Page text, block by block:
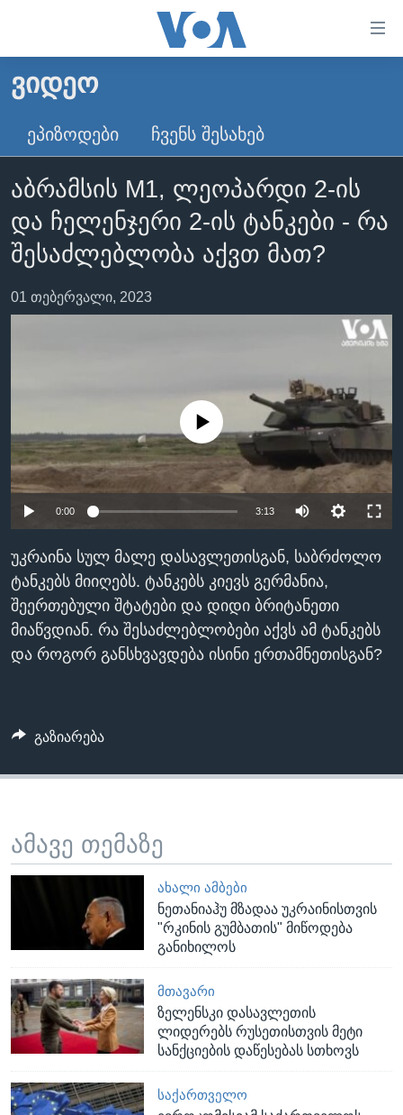
ხელმისაწვდომობისთვის
გადადით
მთავარზე
გადადით
მთავარ
ნავიგაციაზე
გადადით
ძიებაზე
ᲛᲗᲐᲕᲐᲠᲘ
ᲐᲮᲐᲚᲘ ᲐᲛᲑᲔᲑᲘ
ᲡᲐᲥᲐᲠᲗᲕᲔᲚᲝ
ᲐᲨᲨ
ᲐᲨᲨ-ᲘᲡ ᲐᲠᲩᲔᲕᲜᲔᲑᲘ 2024
ᲛᲡᲝᲤᲚᲘᲝ
ᲕᲘᲓᲔᲝᲔᲑᲘ
ᲯᲐᲜᲛᲠᲗᲔᲚᲝᲑᲐ
ᲛᲔᲪᲜᲘᲔᲠᲔᲑᲐ
ᲘᲜᲢᲔᲠᲕᲘᲣ
ᲙᲣᲚᲢᲣᲠᲐ
ᲒᲐᲚᲘᲚᲔᲝ
ᲓᲔᲖᲘᲜᲤᲝᲠᲛᲐᲪᲘᲐ
Learning English
ᲗᲕᲐᲚᲘ ᲒᲕᲐᲓᲔᲕᲜᲔᲗ
ენები
ᲕᲘᲓᲔᲝ
ᲔᲞᲘᲖᲝᲓᲔᲑᲘ ᲩᲕᲔᲜᲡ ᲨᲔᲡᲐᲮᲔᲑ
აბრამსის M1, ლეოპარდი 2-ის
და ჩელენჯერი 2-ის ტანკები - რა
შესაძლებლობა აქვთ მათ?
01 თებერვალი, 2023
No media source currently available
0:00 3:13
უკრაინა სულ მალე დასავლეთისგან, საბრძოლო
ტანკებს მიიღებს. ტანკებს კიევს გერმანია,
შეერთებული შტატები და დიდი ბრიტანეთი
მიაწვდიან. რა შესაძლებლობები აქვს ამ ტანკებს
და როგორ განსხვავდება ისინი ერთამნეთისგან?
გაზიარება
ამავე თემაზე
ᲐᲮᲐᲚᲘ ᲐᲛᲑᲔᲑᲘ
ნეთანიაჰუ მზადაა უკრაინისთვის
"რკინის გუმბათის" მიწოდება
განიხილოს
ᲛᲗᲐᲕᲐᲠᲘ
ზელენსკი დასავლეთის
ლიდერებს რუსეთისთვის მეტი
სანქციების დაწესებას სთხოვს
ᲡᲐᲥᲐᲠᲗᲕᲔᲚᲝ